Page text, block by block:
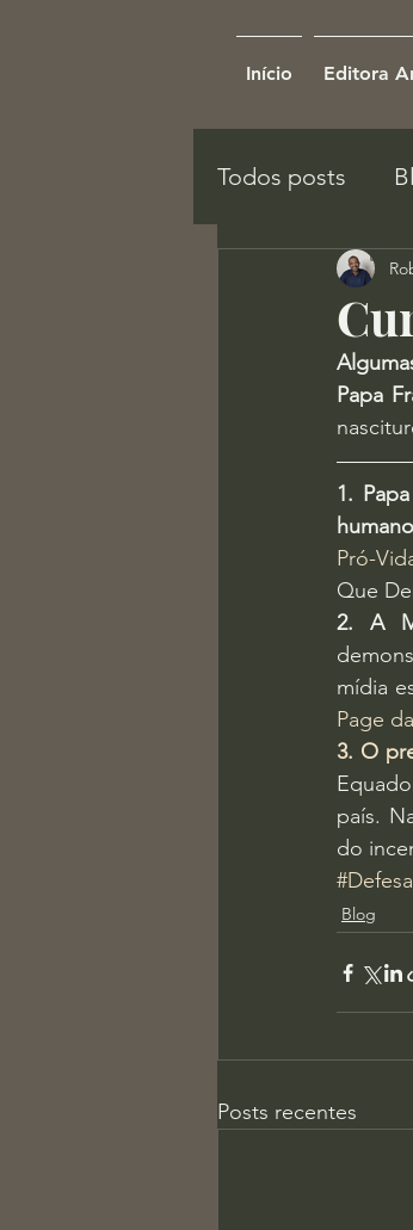
Início Editora
Todos posts
Papa
1.
Pró-
Que
2. A
mídia
Page
3. O
país.
do
Blog
Posts recentes